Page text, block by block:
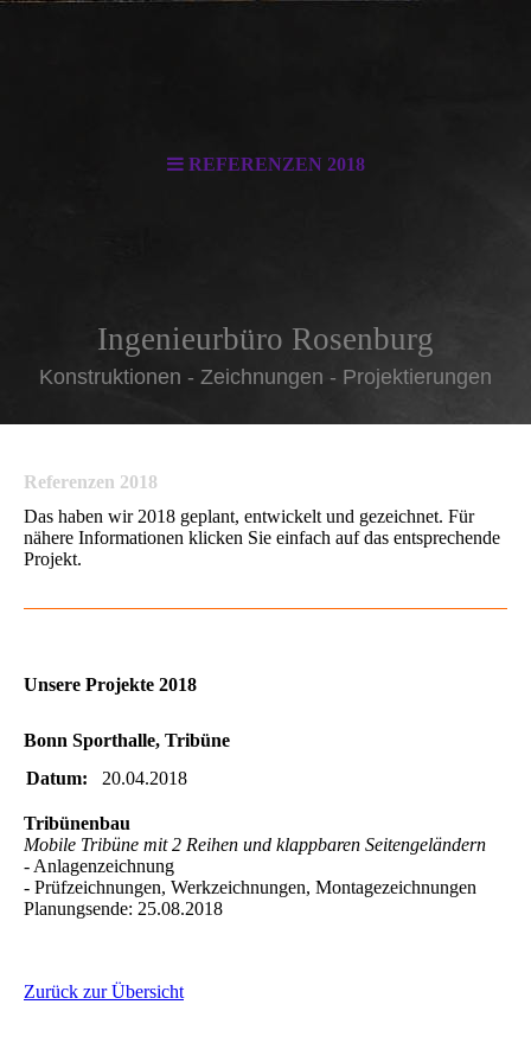
REFERENZEN 2018
Ingenieurbüro Rosenburg
Konstruktionen - Zeichnungen - Projektierungen
Referenzen 2018
Das haben wir 2018 geplant, entwickelt und gezeichnet. Für
nähere Informationen klicken Sie einfach auf das entsprechende
Projekt.
Unsere Projekte 2018
Bonn Sporthalle, Tribüne
Datum:
20.04.2018
Tribünenbau
Mobile Tribüne mit 2 Reihen und klappbaren Seitengeländern
- Anlagenzeichnung
- Prüfzeichnungen, Werkzeichnungen, Montagezeichnungen
Planungsende: 25.08.2018
Zurück zur Übersicht